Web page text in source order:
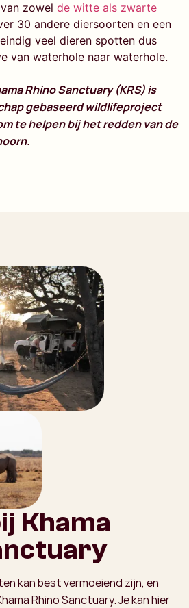
zowel de witte als zwarte
30 andere diersoorten en een
veel dieren spotten dus
van waterhole naar waterhole.
Rhino Sanctuary (KRS) is
gebaseerd wildlifeproject
te helpen bij het redden van de
Khama
kan best vermoeiend zijn, en
Rhino Sanctuary. Je kan hier